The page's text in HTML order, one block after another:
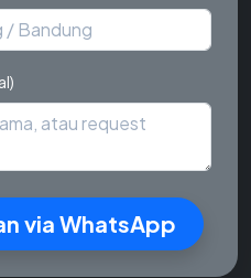
via WhatsApp